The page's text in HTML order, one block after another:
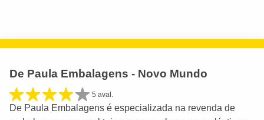
De Paula Embalagens - Novo Mundo
5 aval.
De Paula Embalagens é especializada na revenda de